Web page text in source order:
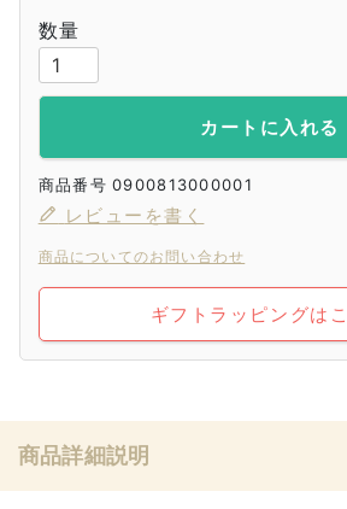
カートに入れる
商品番号 0900813000001
レビューを書く
商品についてのお問い合わせ
ギフトラッピングは
商品詳細説明